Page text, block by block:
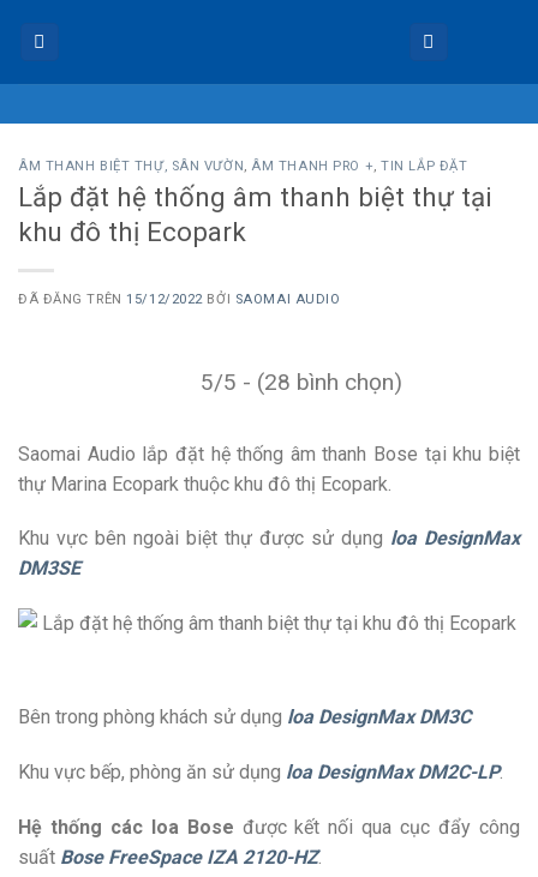
ÂM THANH BIỆT THỰ, SÂN VƯỜN,ÂM THANH PRO +,TIN LẮP ĐẶT
Lắp đặt hệ thống âm thanh biệt thự tại
khu đô thị Ecopark
ĐÃ ĐĂNG TRÊN 15/12/2022 BỞI SAOMAI AUDIO
5/5 - (28 bình chọn)
Saomai Audio lắp đặt hệ thống âm thanh Bose tại khu biệt
thự Marina Ecopark thuộc khu đô thị Ecopark.
Khu vực bên ngoài biệt thự được sử dụng loa DesignMax
DM3SE
Bên trong phòng khách sử dụng loa DesignMax DM3C
Khu vực bếp, phòng ăn sử dụng loa DesignMax DM2C-LP.
Hệ thống các loa Bose được kết nối qua cục đẩy công
suất Bose FreeSpace IZA 2120-HZ.